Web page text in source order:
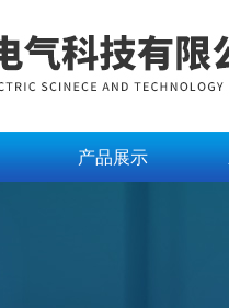
产品展示